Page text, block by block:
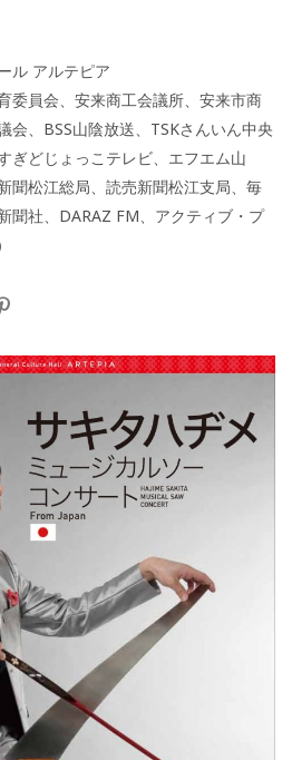
ル アルテピア
委員会、安来商工会議所、安来市商
会、BSS山陰放送、TSKさんいん中央
ぎどじょっこテレビ、エフエム山
聞松江総局、読売新聞松江支局、毎
聞社、DARAZ FM、アクティブ・プ